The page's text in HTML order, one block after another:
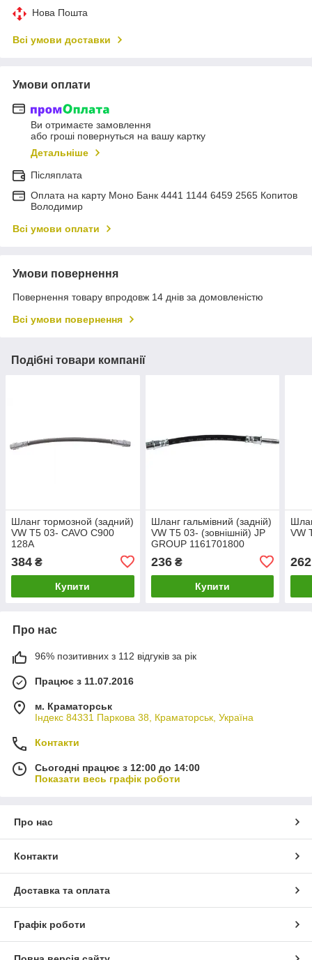
Нова Пошта
Всі умови доставки
Умови оплати
Ви отримаєте замовлення
або гроші повернуться на вашу картку
Детальніше
Післяплата
Оплата на карту Моно Банк 4441 1144 6459 2565 Копитов
Володимир
Всі умови оплати
Умови повернення
Повернення товару впродовж 14 днів за домовленістю
Всі умови повернення
Подібні товари компанії
Шланг тормозной (задний)
VW T5 03- CAVO C900
128A
384 ₴
Купити
Шланг гальмівний (задній)
VW T5 03- (зовнішній) JP
GROUP 1161701800
236₴
Купити
VW
262
Про нас
96% позитивних з 112 відгуків за рік
Працює з 11.07.2016
м. Краматорськ
Індекс 84331 Паркова 38, Краматорськ, Україна
Контакти
Сьогодні працює з 12:00 до 14:00
Показати весь графік роботи
Про нас
Контакти
Доставка та оплата
Графік роботи